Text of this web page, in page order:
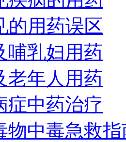
的用药误区
哺乳妇用药
老年人用药
症中药治疗
物中毒急救指